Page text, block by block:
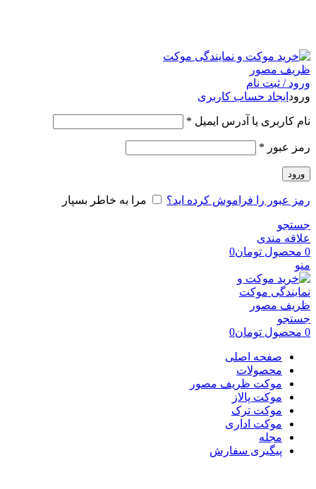
ورود / ثبت نام
ورود ایجاد حساب کاربری
نام کاربری یا آدرس ایمیل *
رمز عبور *
ورود
رمز عبور را فراموش کرده اید؟ مرا به خاطر بسپار
جستجو
علاقه مندی
0 محصول تومان0
منو
جستجو
0 محصول تومان0
صفحه اصلی
محصولات
موکت ظریف مصور
موکت پالاز
موکت ترک
موکت اداری
مجله
پیگیری سفارش